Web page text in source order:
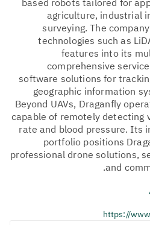
based robots tailored for
agriculture, industrial
surveying. The
technologies such as
features into its
comprehensive
software solutions for
geographic information
Beyond UAVs, Draganfly
capable of remotely
rate and blood pressure. Its
portfolio positions
professional drone solutions,
and
https://